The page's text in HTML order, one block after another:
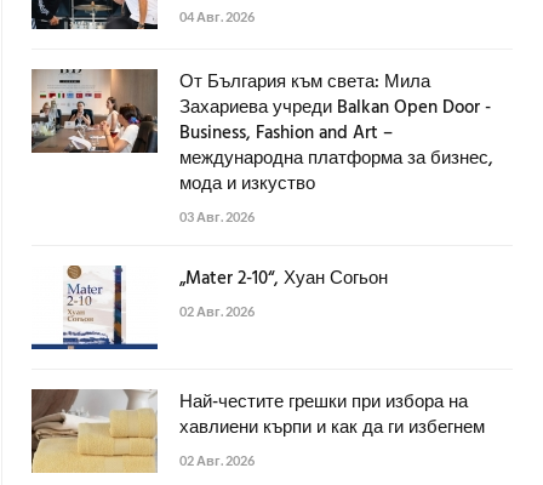
04 Авг. 2026
От България към света: Мила
Захариева учреди Balkan Open Door -
Business, Fashion and Art –
международна платформа за бизнес,
мода и изкуство
03 Авг. 2026
„Mater 2-10“, Хуан Согьон
02 Авг. 2026
Най-честите грешки при избора на
хавлиени кърпи и как да ги избегнем
02 Авг. 2026